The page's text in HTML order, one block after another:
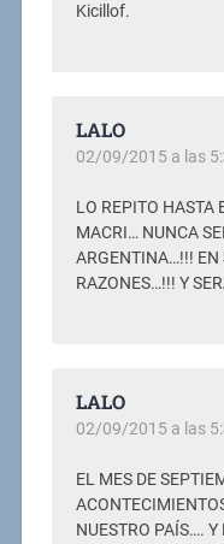
Kicillof.
LALO
02/09/2015 a las
LO REPITO HASTA
MACRI… NUNCA
ARGENTINA…!!! EN
RAZONES…!!! Y
LALO
02/09/2015 a las
EL MES DE
NUESTRO PAÍS….